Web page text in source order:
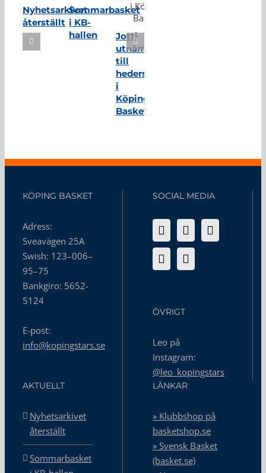
Nyhetsarkivet
återställt
Sommarbasket
i KB-
hallen
Jotti
utnämnd
till
hedersmedlem
i
Köping
Basket
KÖPING BASKET
Adress:
Sveavägen 25A
Swish: 123–006–
95–75
Bankgiro: 5652-
5124
E-post:
info@kopingstars.se
SOCIAL MEDIA
ÖVRIGT
Leo på
Instagram:
@leo_kopingstars
AKTUELLT
Nyhetsarkivet
återställt
Sommarbasket
LÄNKAR
» Klubbshop på
basketshop.se
» Svensk Basket
(basket.se)